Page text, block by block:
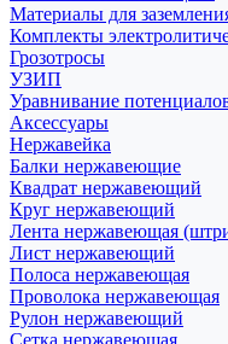
Материалы для
Комплекты
Грозотросы
УЗИП
Уравнивание
Аксессуары
Нержавейка
Балки нержавеющие
Квадрат нержавеющий
Круг нержавеющий
Лента нержавеющая
Лист нержавеющий
Полоса нержавеющая
Проволока нержавеющая
Рулон нержавеющий
Сетка нержавеющая